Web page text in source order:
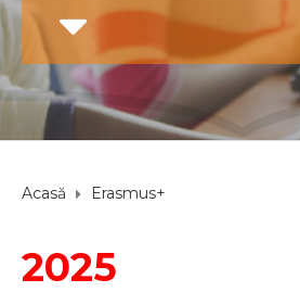
Acasă Erasmus+
2025